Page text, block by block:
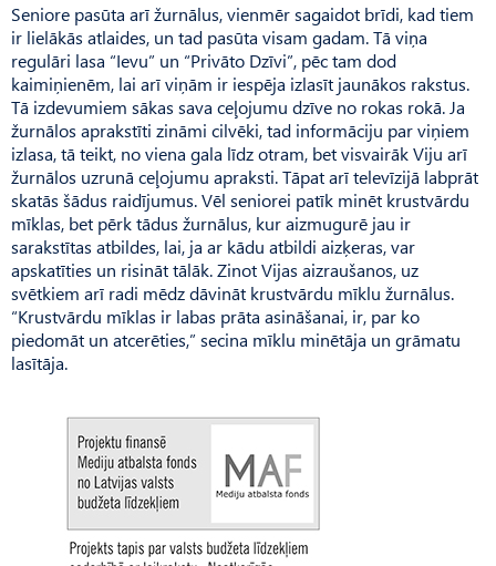
Seniore pasūta arī žurnālus, vienmēr sagaidot brīdi, kad tiem
ir lielākās atlaides, un tad pasūta visam gadam. Tā viņa
regulāri lasa “Ievu” un “Privāto Dzīvi”, pēc tam dod
kaimiņienēm, lai arī viņām ir iespēja izlasīt jaunākos rakstus.
Tā izdevumiem sākas sava ceļojumu dzīve no rokas rokā. Ja
žurnālos aprakstīti zināmi cilvēki, tad informāciju par viņiem
izlasa, tā teikt, no viena gala līdz otram, bet visvairāk Viju arī
žurnālos uzrunā ceļojumu apraksti. Tāpat arī televīzijā labprāt
skatās šādus raidījumus. Vēl seniorei patīk minēt krustvārdu
mīklas, bet pērk tādus žurnālus, kur aizmugurē jau ir
sarakstītas atbildes, lai, ja ar kādu atbildi aizķeras, var
apskatīties un risināt tālāk. Zinot Vijas aizraušanos, uz
svētkiem arī radi mēdz dāvināt krustvārdu mīklu žurnālus.
“Krustvārdu mīklas ir labas prāta asināšanai, ir, par ko
piedomāt un atcerēties,” secina mīklu minētāja un grāmatu
lasītāja.